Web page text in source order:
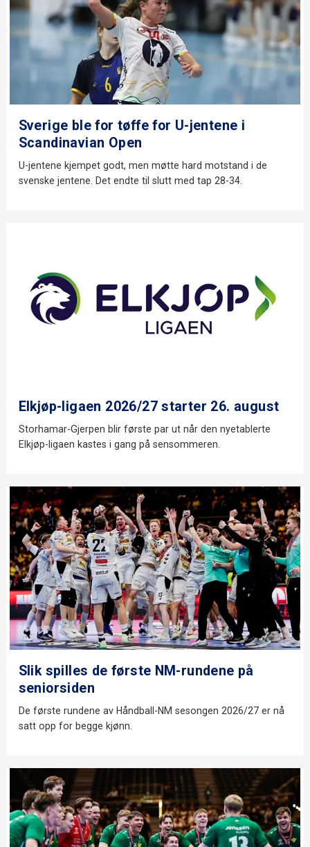
Sverige ble for tøffe for U-jentene i
Scandinavian Open
U-jentene kjempet godt, men møtte hard motstand i de
svenske jentene. Det endte til slutt med tap 28-34.
Elkjøp-ligaen 2026/27 starter 26. august
Storhamar-Gjerpen blir første par ut når den nyetablerte
Elkjøp-ligaen kastes i gang på sensommeren.
Slik spilles de første NM-rundene på
seniorsiden
De første rundene av Håndball-NM sesongen 2026/27 er nå
satt opp for begge kjønn.